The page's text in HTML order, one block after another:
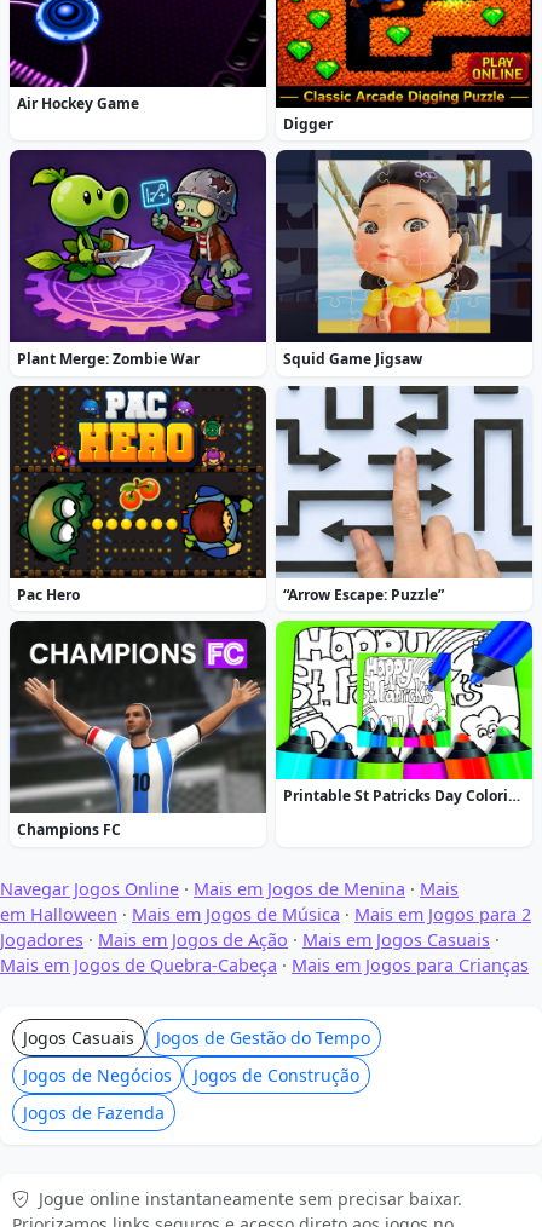
Air Hockey Game
Digger
Plant Merge: Zombie War Squid Game Jigsaw
Pac Hero “Arrow Escape: Puzzle”
Champions FC
Printable St Patricks Day Coloring Pages
Navegar Jogos Online · Mais em Jogos de Menina · Mais
em Halloween · Mais em Jogos de Música · Mais em Jogos para 2
Jogadores · Mais em Jogos de Ação · Mais em Jogos Casuais ·
Mais em Jogos de Quebra-Cabeça · Mais em Jogos para Crianças
Jogos Casuais
Jogos de Gestão do Tempo
Jogos de Negócios
Jogos de Construção
Jogos de Fazenda
Jogue online instantaneamente sem precisar baixar.